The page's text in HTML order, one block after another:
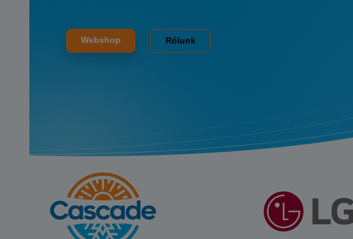
Webshop Rólunk